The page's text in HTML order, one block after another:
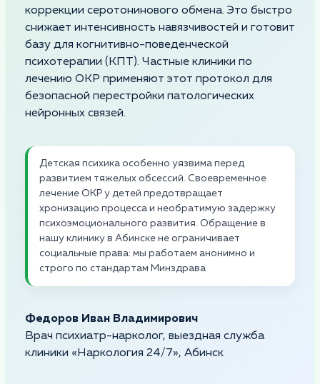
коррекции серотонинового обмена. Это быстро
снижает интенсивность навязчивостей и готовит
базу для когнитивно-поведенческой
психотерапии (КПТ). Частные клиники по
лечению ОКР применяют этот протокол для
безопасной перестройки патологических
нейронных связей.
Детская психика особенно уязвима перед
развитием тяжелых обсессий. Своевременное
лечение ОКР у детей предотвращает
хронизацию процесса и необратимую задержку
психоэмоционального развития. Обращение в
нашу клинику в Абинске не ограничивает
социальные права: мы работаем анонимно и
строго по стандартам Минздрава
Федоров Иван Владимирович
Врач психиатр-нарколог, выездная служба
клиники «Наркология 24/7», Абинск